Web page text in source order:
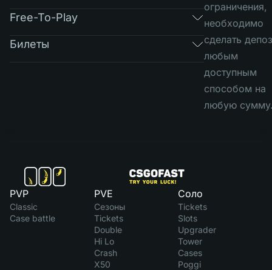
Free-To-Play
Билеты
ограничения,
необходимо
сделать
любым
доступным
способом на
любую
PVP
Classic
Case battle
PVE
Сезоны
Tickets
Double
Hi Lo
Crash
X50
Соло
Tickets
Slots
Upgrader
Tower
Cases
Poggi